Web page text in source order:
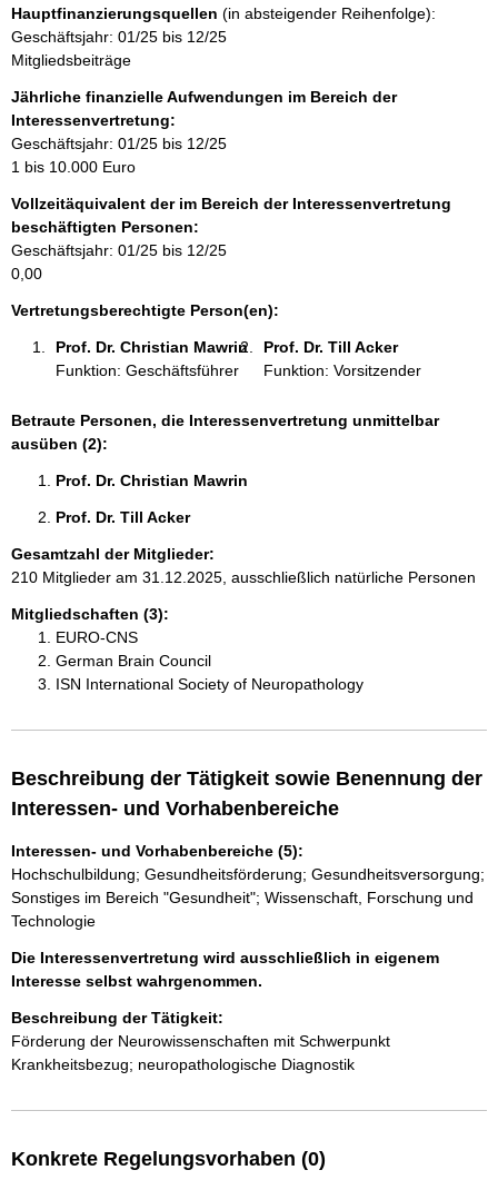
i
n
f
o
r
m
a
i
o
n
e
n
Hauptfinanzierungsquellen (in absteigender Reihenfolge):
Geschäftsjahr: 01/25 bis 12/25
Mitgliedsbeiträge
Jährliche finanzielle Aufwendungen im Bereich der
Interessenvertretung:
Geschäftsjahr: 01/25 bis 12/25
1 bis 10.000 Euro
Vollzeitäquivalent der im Bereich der Interessenvertretung
beschäftigten Personen:
Geschäftsjahr: 01/25 bis 12/25
0,00
Vertretungsberechtigte Person(en):
Prof. Dr. Christian Mawrin
Funktion: Geschäftsführer
Prof. Dr. Till Acker
Funktion: Vorsitzender
Betraute Personen, die Interessenvertretung unmittelbar
ausüben (2):
Prof. Dr. Christian Mawrin
Prof. Dr. Till Acker
Gesamtzahl der Mitglieder:
210 Mitglieder am 31.12.2025, ausschließlich natürliche Personen
Mitgliedschaften (3):
EURO-CNS
German Brain Council
ISN International Society of Neuropathology
Beschreibung der Tätigkeit sowie Benennung der
Interessen- und Vorhabenbereiche
Interessen- und Vorhabenbereiche (5):
Hochschulbildung; Gesundheitsförderung; Gesundheitsversorgung;
Sonstiges im Bereich "Gesundheit"; Wissenschaft, Forschung und
Technologie
Die Interessenvertretung wird ausschließlich in eigenem
Interesse selbst wahrgenommen.
Beschreibung der Tätigkeit:
Förderung der Neurowissenschaften mit Schwerpunkt
Krankheitsbezug; neuropathologische Diagnostik
Konkrete Regelungsvorhaben (0)